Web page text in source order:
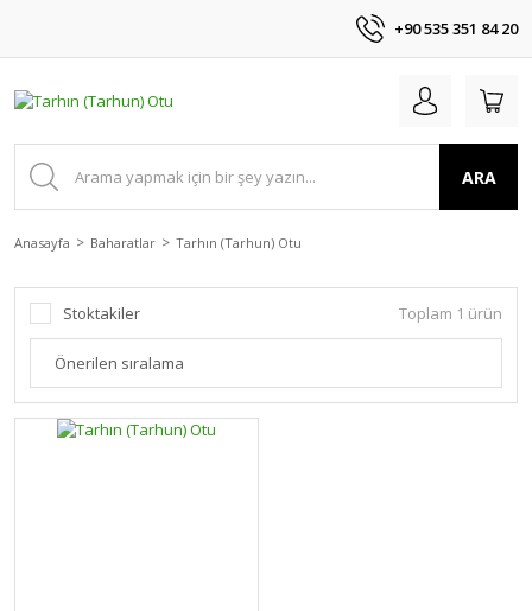
+90 535 351 84 20
ARA
Anasayfa Baharatlar Tarhın (Tarhun) Otu
Stoktakiler Toplam 1 ürün